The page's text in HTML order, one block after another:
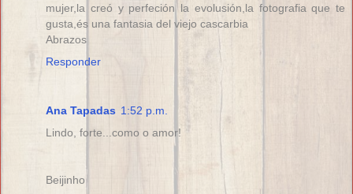
mujer,la creó y perfeción la evolusión,la fotografia que te
gusta,és una fantasia del viejo cascarbia
Abrazos
Responder
Ana Tapadas 1:52 p.m.
Lindo, forte...como o amor!
Beijinho